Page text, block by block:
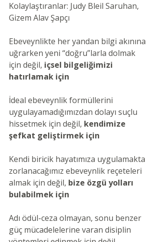
Kolaylaştıranlar: Judy Bleil Saruhan,
Gizem Alav Şapçı
Ebeveynlikte her yandan bilgi akınına
uğrarken yeni “doğru”larla dolmak
için değil, içsel bilgeliğimizi
hatırlamak için
İdeal ebeveynlik formüllerini
uygulayamadığımızdan dolayı suçlu
hissetmek için değil, kendimize
şefkat geliştirmek için
Kendi biricik hayatımıza uygulamakta
zorlanacağımız ebeveynlik reçeteleri
almak için değil, bize özgü yolları
bulabilmek için
Adı ödül-ceza olmayan, sonu benzer
güç mücadelelerine varan disiplin